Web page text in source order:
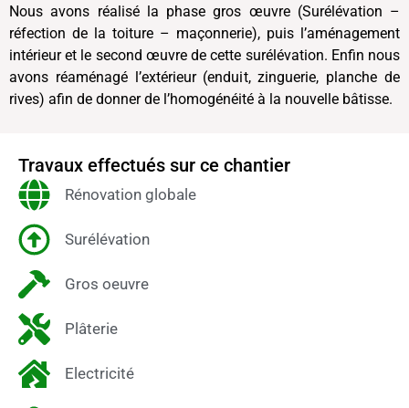
Nous avons réalisé la phase gros œuvre (Surélévation –
réfection de la toiture – maçonnerie), puis l’aménagement
intérieur et le second œuvre de cette surélévation. Enfin nous
avons réaménagé l’extérieur (enduit, zinguerie, planche de
rives) afin de donner de l’homogénéité à la nouvelle bâtisse.
Travaux effectués sur ce chantier
Rénovation globale
Surélévation
Gros oeuvre
Plâterie
Electricité